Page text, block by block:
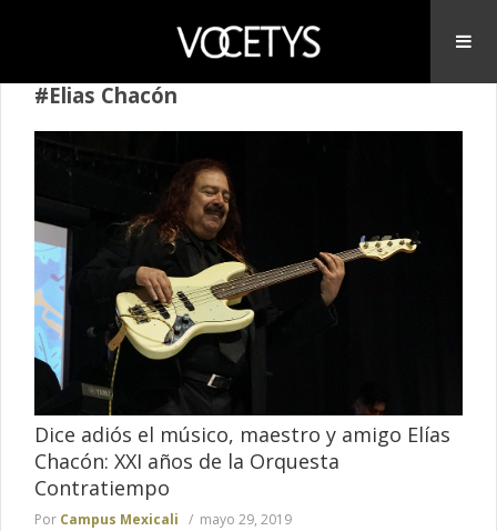
#Elias Chacón
Dice adiós el músico, maestro y amigo Elías
Chacón: XXI años de la Orquesta
Contratiempo
Por Campus Mexicali mayo 29, 2019